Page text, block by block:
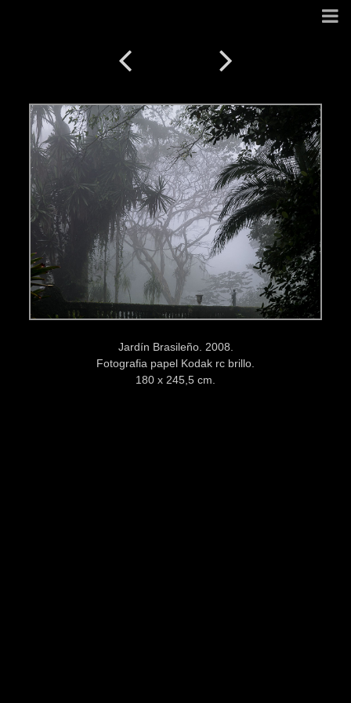
Jardín Brasileño. 2008.
Fotografia papel Kodak rc brillo.
180 x 245,5 cm.